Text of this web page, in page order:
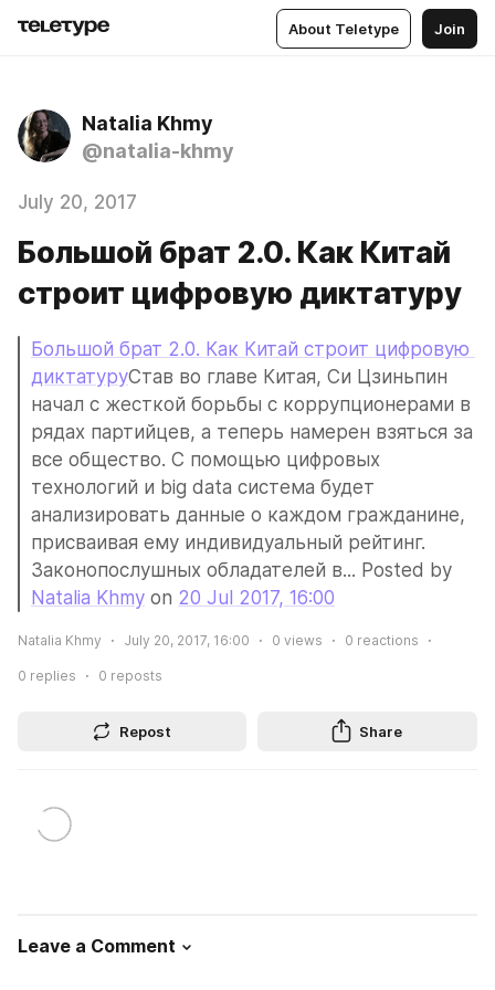
About Teletype Join
Natalia Khmy
@natalia-khmy
July 20, 2017
Большой брат 2.0. Как Китай
строит цифровую диктатуру
Большой брат 2.0. Как Китай строит цифровую
диктатуруСтав во главе Китая, Си Цзиньпин
начал с жесткой борьбы с коррупционерами в
рядах партийцев, а теперь намерен взяться за
все общество. С помощью цифровых
технологий и big data система будет
анализировать данные о каждом гражданине,
присваивая ему индивидуальный рейтинг.
Natalia Khmy on 20 Jul 2017, 16:00
Natalia Khmy July 20, 2017, 16:00 0 views 0 reactions
0 replies 0 reposts
Repost Share
Leave a Comment